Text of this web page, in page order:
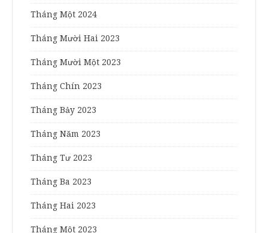
Tháng Một 2024
Tháng Mười Hai 2023
Tháng Mười Một 2023
Tháng Chín 2023
Tháng Bảy 2023
Tháng Năm 2023
Tháng Tư 2023
Tháng Ba 2023
Tháng Hai 2023
Tháng Một 2023